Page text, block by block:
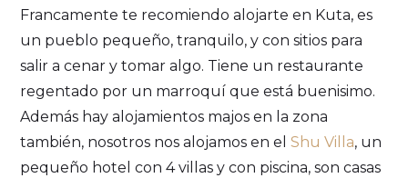
Francamente te recomiendo alojarte en Kuta, es
un pueblo pequeño, tranquilo, y con sitios para
salir a cenar y tomar algo. Tiene un restaurante
regentado por un marroquí que está buenisimo.
Además hay alojamientos majos en la zona
también, nosotros nos alojamos en elShu Villa, un
pequeño hotel con 4 villas y con piscina, son casas